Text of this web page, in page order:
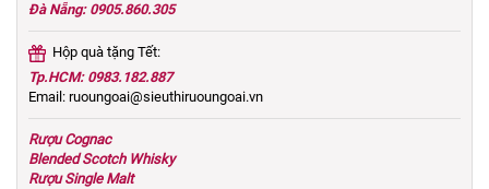
Đà Nẵng: 0905.860.305
Hộp quà tặng Tết:
Tp.HCM: 0983.182.887
Email: ruoungoai@sieuthiruoungoai.vn
Rượu Cognac
Blended Scotch Whisky
Rượu Single Malt